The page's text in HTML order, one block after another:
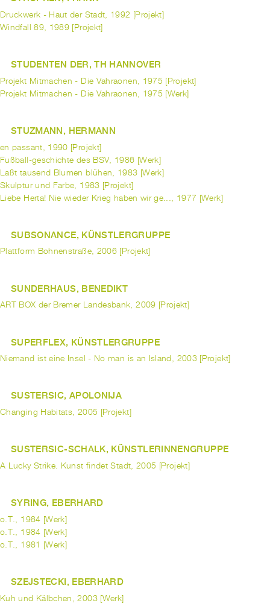
Druckwerk - Haut der Stadt, 1992 [Projekt]
Windfall 89, 1989 [Projekt]
STUDENTEN DER, TH HANNOVER
Projekt Mitmachen - Die Vahraonen, 1975 [Projekt]
Projekt Mitmachen - Die Vahraonen, 1975 [Werk]
STUZMANN, HERMANN
en passant, 1990 [Projekt]
Fußball-geschichte des BSV, 1986 [Werk]
Laßt tausend Blumen blühen, 1983 [Werk]
Skulptur und Farbe, 1983 [Projekt]
Liebe Herta! Nie wieder Krieg haben wir ge..., 1977 [Werk]
SUBSONANCE, KÜNSTLERGRUPPE
Plattform Bohnenstraße, 2006 [Projekt]
SUNDERHAUS, BENEDIKT
ART BOX der Bremer Landesbank, 2009 [Projekt]
SUPERFLEX, KÜNSTLERGRUPPE
Niemand ist eine Insel - No man is an Island, 2003 [Projekt]
SUSTERSIC, APOLONIJA
Changing Habitats, 2005 [Projekt]
SUSTERSIC-SCHALK, KÜNSTLERINNENGRUPPE
A Lucky Strike. Kunst findet Stadt, 2005 [Projekt]
SYRING, EBERHARD
o.T., 1984 [Werk]
o.T., 1984 [Werk]
o.T., 1981 [Werk]
SZEJSTECKI, EBERHARD
Kuh und Kälbchen, 2003 [Werk]